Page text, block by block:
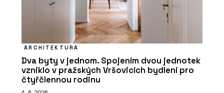
ARCHITEKTURA
Dva byty v jednom. Spojením dvou jednotek
vzniklo v pražských Vršovicích bydlení pro
čtyřčlennou rodinu